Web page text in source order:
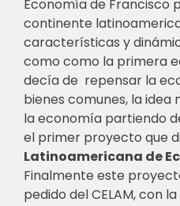
Economía de Francisco
continente
características y
como como la primera
decía de repensar la
bienes comunes, la
la economía partiendo
el primer proyecto que
Latinoamericana de
Finalmente este
pedido del CELAM, con